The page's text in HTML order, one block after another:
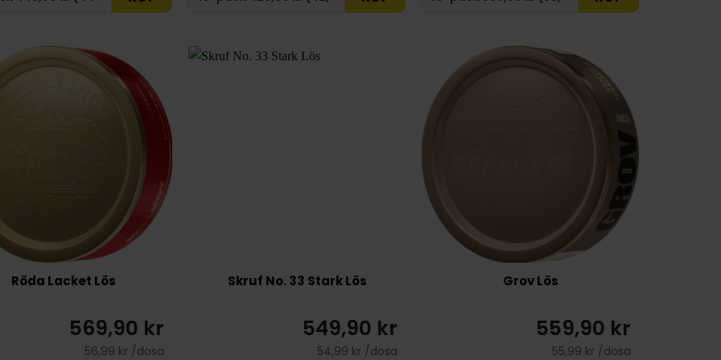
Röda Lacket Lös
569,90 kr
56,99 kr /dosa
Skruf No. 33 Stark Lös
549,90 kr
54,99 kr /dosa
Grov Lös
559,90 kr
55,99 kr /dosa